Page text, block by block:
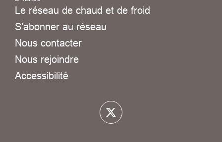
Le réseau de chaud et de froid
S’abonner au réseau
Nous contacter
Nous rejoindre
Accessibilité